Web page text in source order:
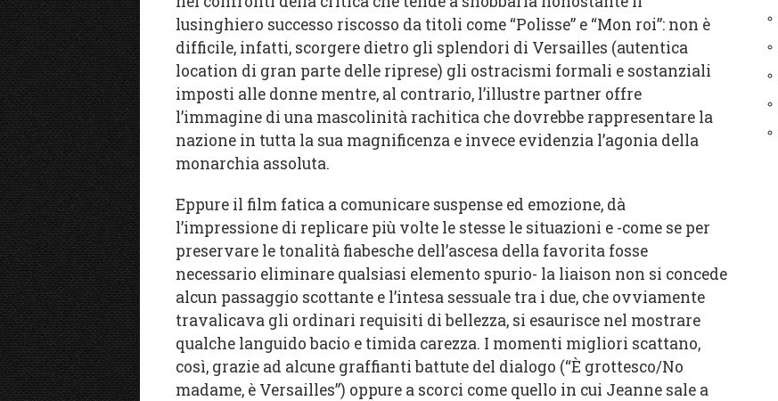
lusinghiero successo riscosso da titoli come “Polisse” e “Mon roi”: non è
difficile, infatti, scorgere dietro gli splendori di Versailles (autentica
location di gran parte delle riprese) gli ostracismi formali e sostanziali
imposti alle donne mentre, al contrario, l’illustre partner offre
l’immagine di una mascolinità rachitica che dovrebbe rappresentare la
nazione in tutta la sua magnificenza e invece evidenzia l’agonia della
monarchia assoluta.
Eppure il film fatica a comunicare suspense ed emozione, dà
l’impressione di replicare più volte le stesse le situazioni e -come se per
preservare le tonalità fiabesche dell’ascesa della favorita fosse
necessario eliminare qualsiasi elemento spurio- la liaison non si concede
alcun passaggio scottante e l’intesa sessuale tra i due, che ovviamente
travalicava gli ordinari requisiti di bellezza, si esaurisce nel mostrare
qualche languido bacio e timida carezza. I momenti migliori scattano,
così, grazie ad alcune graffianti battute del dialogo (“È grottesco/No
madame, è Versailles”) oppure a scorci come quello in cui Jeanne sale a